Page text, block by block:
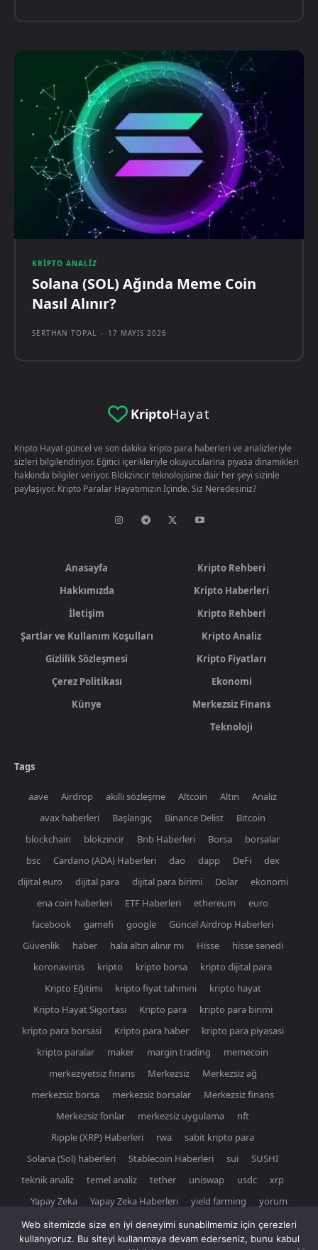
KRIPTO ANALIZ
Solana (SOL) Ağında Meme Coin
Nasıl Alınır?
SERTHAN TOPAL - 17 MAYIS 2026
KriptoHayat
Kripto Hayat güncel ve son dakika kripto para haberleri ve analizleriyle
sizleri bilgilendiriyor. Eğitici içerikleriyle okuyucularina piyasa dinamikleri
hakkında bilgiler veriyor. Blokzincir teknolojisine dair her şeyi sizinle
paylaşıyor. Kripto Paralar Hayatımızın İçinde. Siz Neredesiniz?
Anasayfa
Hakkımızda
İletişim
Şartlar ve Kullanım Koşulları
Gizlilik Sözleşmesi
Çerez Politikası
Künye
Kripto Rehberi
Kripto Haberleri
Kripto Rehberi
Kripto Analiz
Kripto Fiyatları
Ekonomi
Merkezsiz Finans
Teknoloji
Tags
aave Airdrop akıllı sözleşme Altcoin Altın
Analiz
avax haberleri
Başlangıç Binance Delist
Bitcoin
blockchain
blokzincir Bnb Haberleri Borsa
borsalar
bsc
Cardano (ADA) Haberleri dao dapp DeFi
dex
dijital euro
dijital para dijital para birimi Dolar
ekonomi
ena coin haberleri
ETF Haberleri ethereum
euro
facebook
gamefi google
Güncel Airdrop Haberleri
Güvenlik
haber hala altın alınır mı Hisse
hisse senedi
koronavirüs
kripto kripto borsa
kripto dijital para
Kripto Eğitimi
kripto fiyat tahmini
kripto hayat
Kripto Hayat Sigortası
Kripto para
kripto para birimi
kripto para borsasi
Kripto para haber
kripto para piyasasi
kripto paralar
maker margin trading
memecoin
merkeziyetsiz finans
Merkezsiz
Merkezsiz ağ
merkezsiz borsa
merkezsiz borsalar
Merkezsiz finans
Merkezsiz fonlar
merkezsiz uygulama
nft
Ripple (XRP) Haberleri
rwa
sabit kripto para
Solana (Sol) haberleri
Stablecoin Haberleri sui
SUSHI
teknik analiz
temel analiz tether uniswap usdc
xrp
Yapay Zeka
Yapay Zeka Haberleri yield farming yorum
Web sitemizde size en iyi deneyimi sunabilmemiz için çerezleri
kullanıyoruz. Bu siteyi kullanmaya devam ederseniz, bunu kabul